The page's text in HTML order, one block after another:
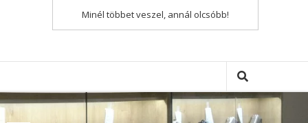
Minél többet veszel, annál olcsóbb!